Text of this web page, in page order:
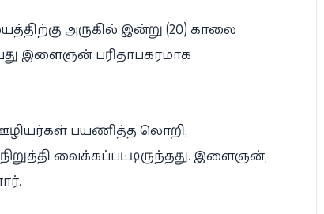
அருகில் இன்று (20) காலை
இளைஞன் பரிதாபகரமாக
ஊழியர்கள் பயணித்த லொறி,
வைக்கப்பட்டிருந்தது. இளைஞன்,